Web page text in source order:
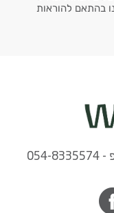
בהתאם להוראות